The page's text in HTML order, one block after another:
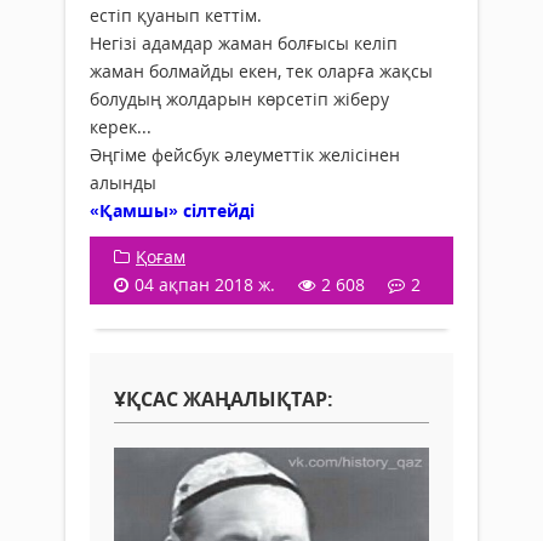
естіп қуанып кеттім.
Негізі адамдар жаман болғысы келіп
жаман болмайды екен, тек оларға жақсы
болудың жолдарын көрсетіп жіберу
керек...
Әңгіме фейсбук әлеуметтік желісінен
алынды
«Қамшы» сілтейді
Қоғам
04 ақпан 2018 ж.
2 608 2
ҰҚСАС ЖАҢАЛЫҚТАР: